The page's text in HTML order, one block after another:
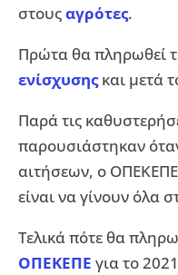
στουςαγρότες.
Πρώτα θα πληρωθεί
ενίσχυσηςκαι μετά
Παρά τις
παρουσιάστηκαν
αιτήσεων, ο ΟΠΕΚΕΠΕ
είναι να γίνουν όλα
Τελικά πότε θα
ΟΠΕΚΕΠΕ για το